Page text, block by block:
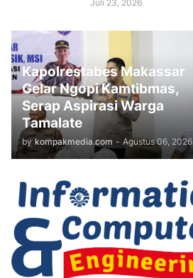
Juli 23, 2026
Kapolrestabes Makassar
Gelar Ngopi Kamtibmas,
Serap Aspirasi Warga
Tamalate
by kompakmedia.com - Agustus 06, 2026